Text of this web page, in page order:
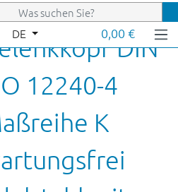
DE 0,00 €
DIN
12240-4
K